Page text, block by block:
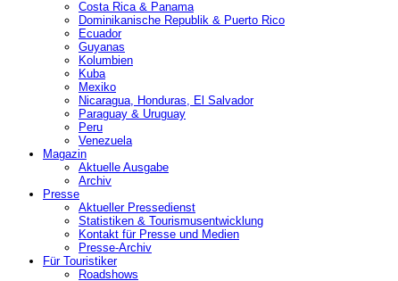
Costa Rica & Panama
Dominikanische Republik & Puerto Rico
Ecuador
Guyanas
Kolumbien
Kuba
Mexiko
Nicaragua, Honduras, El Salvador
Paraguay & Uruguay
Peru
Venezuela
Magazin
Aktuelle Ausgabe
Archiv
Presse
Aktueller Pressedienst
Statistiken & Tourismusentwicklung
Kontakt für Presse und Medien
Presse-Archiv
Für Touristiker
Roadshows